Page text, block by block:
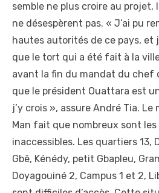
semble ne plus croire au projet,
ne désespèrent pas. « J’ai pu
hautes autorités de ce pays, et
que le tort qui a été fait à la
avant la fin du mandat du chef
que le président Ouattara est
j’y crois », assure André Tia.
Man fait que nombreux sont
inaccessibles. Les quartiers 13,
Gbê, Kénédy, petit Gbapleu,
Doyagouiné 2, Campus 1 et 2,